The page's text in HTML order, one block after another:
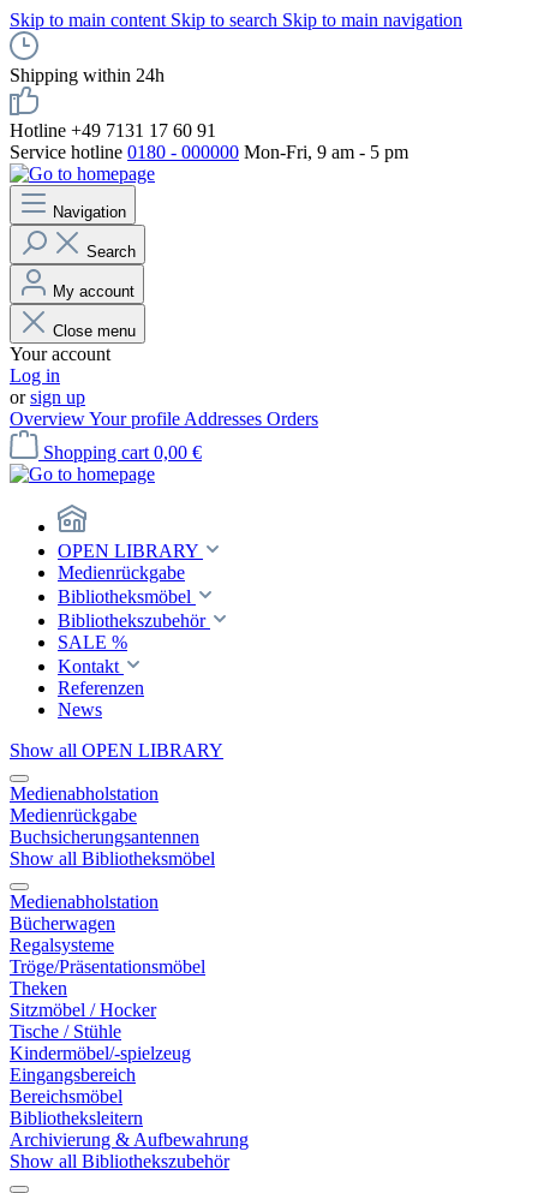
Skip to main content Skip to search Skip to main navigation
Shipping within 24h
Hotline +49 7131 17 60 91
Service hotline 0180 - 000000 Mon-Fri, 9 am - 5 pm
Navigation
Search
My account
Close menu
Your account
Log in
orsign up
OverviewYour profile Addresses Orders
Shopping cart 0,00 €
OPEN LIBRARY
Medienrückgabe
Bibliotheksmöbel
Bibliothekszubehör
SALE %
Kontakt
Referenzen
News
Show all OPEN LIBRARY
Medienabholstation
Medienrückgabe
Buchsicherungsantennen
Show all Bibliotheksmöbel
Medienabholstation
Bücherwagen
Regalsysteme
Tröge/Präsentationsmöbel
Theken
Sitzmöbel / Hocker
Tische / Stühle
Kindermöbel/-spielzeug
Eingangsbereich
Bereichsmöbel
Bibliotheksleitern
Archivierung & Aufbewahrung
Show all Bibliothekszubehör